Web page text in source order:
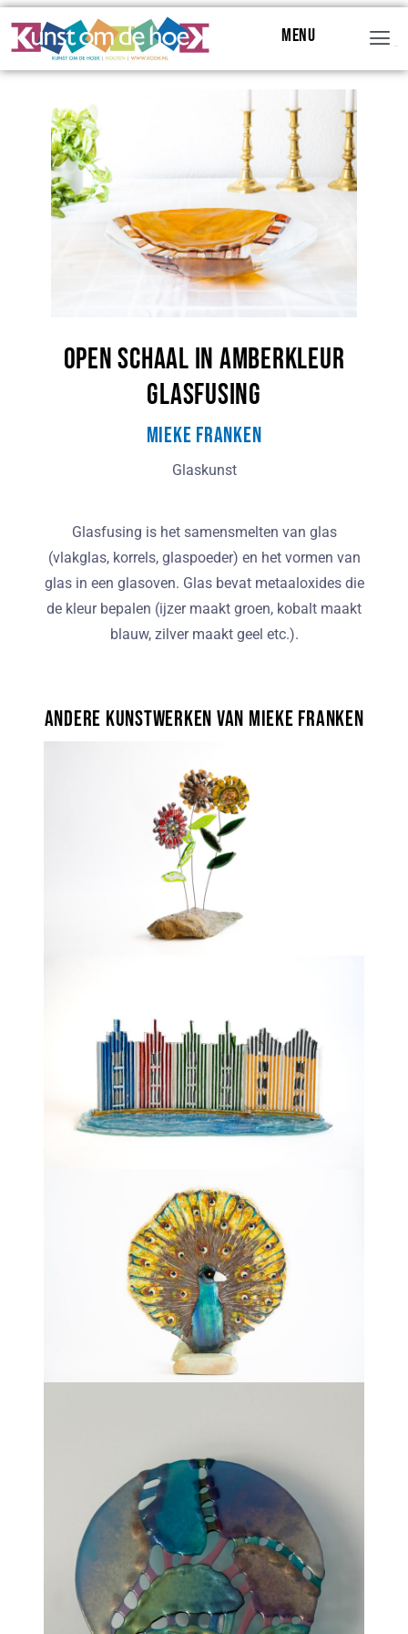
Menu
Open schaal in amberkleur
glasfusing
Mieke Franken
Glaskunst
Glasfusing is het samensmelten van glas
(vlakglas, korrels, glaspoeder) en het vormen van
glas in een glasoven. Glas bevat metaaloxides die
de kleur bepalen (ijzer maakt groen, kobalt maakt
blauw, zilver maakt geel etc.).
Andere kunstwerken van Mieke Franken